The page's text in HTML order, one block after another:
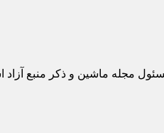
مجله ماشین و ذکر منبع